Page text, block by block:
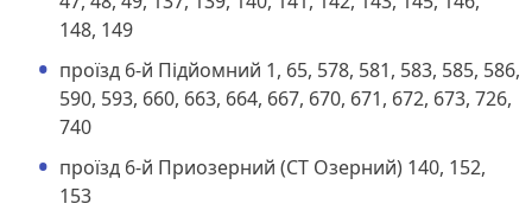
148, 149
проїзд 6-й Підйомний 1, 65, 578, 581, 583, 585, 586,
590, 593, 660, 663, 664, 667, 670, 671, 672, 673, 726,
740
проїзд 6-й Приозерний (СТ Озерний) 140, 152,
153